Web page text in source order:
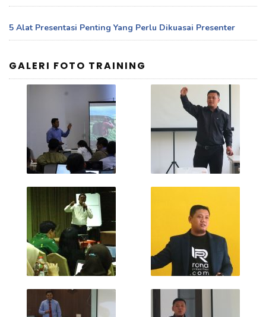
5 Alat Presentasi Penting Yang Perlu Dikuasai Presenter
GALERI FOTO TRAINING